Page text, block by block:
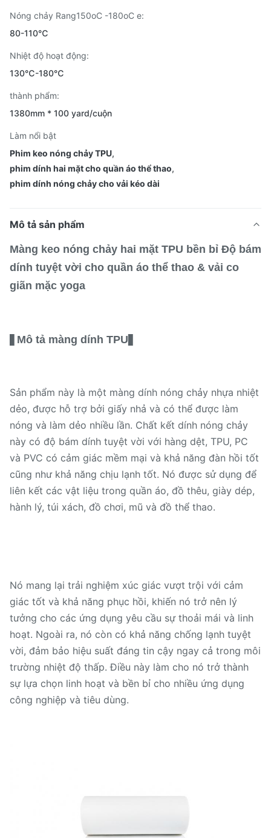
Nóng chảy Rang150oC -180oC e:
80-110℃
Nhiệt độ hoạt động:
130℃-180℃
thành phẩm:
1380mm * 100 yard/cuộn
Làm nổi bật
Phim keo nóng chảy TPU,
phim dính hai mặt cho quần áo thể thao,
phim dính nóng chảy cho vải kéo dài
Mô tả sản phẩm
Màng keo nóng chảy hai mặt TPU bền bỉ Độ bám
dính tuyệt vời cho quần áo thể thao & vải co
giãn mặc yoga
Mô tả màng dính TPU
Sản phẩm này là một màng dính nóng chảy nhựa nhiệt
dẻo, được hỗ trợ bởi giấy nhả và có thể được làm
nóng và làm dẻo nhiều lần. Chất kết dính nóng chảy
này có độ bám dính tuyệt vời với hàng dệt, TPU, PC
và PVC có cảm giác mềm mại và khả năng đàn hồi tốt
cũng như khả năng chịu lạnh tốt. Nó được sử dụng để
liên kết các vật liệu trong quần áo, đồ thêu, giày dép,
hành lý, túi xách, đồ chơi, mũ và đồ thể thao.
Nó mang lại trải nghiệm xúc giác vượt trội với cảm
giác tốt và khả năng phục hồi, khiến nó trở nên lý
tưởng cho các ứng dụng yêu cầu sự thoải mái và linh
hoạt. Ngoài ra, nó còn có khả năng chống lạnh tuyệt
vời, đảm bảo hiệu suất đáng tin cậy ngay cả trong môi
trường nhiệt độ thấp. Điều này làm cho nó trở thành
sự lựa chọn linh hoạt và bền bỉ cho nhiều ứng dụng
công nghiệp và tiêu dùng.